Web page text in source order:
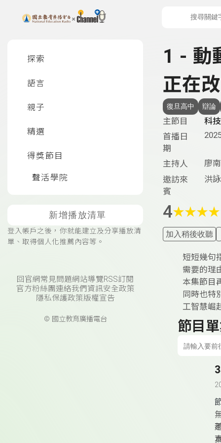
上方功能區塊
探索
語言
親子
精選
得獎節目
聲活學院
新增播放清單
登入帳戶之後，你就能建立及分享播放清
單、取得個人化推薦內容等。
回官網常見問題網站導覽RSS訂閱
官方粉絲團連絡我們 資訊安全政策
隱私保護政策版權宣告
© 國立教育廣播電台
1 - 動
正在
復旦高中 辯論
主節目
科
首播日
期
主持人
廖
邀訪來
賓
洪
4★★★★
加入稍後收聽
短短幾句
需要的理
本集節目
同時也特
工智慧崛
節目